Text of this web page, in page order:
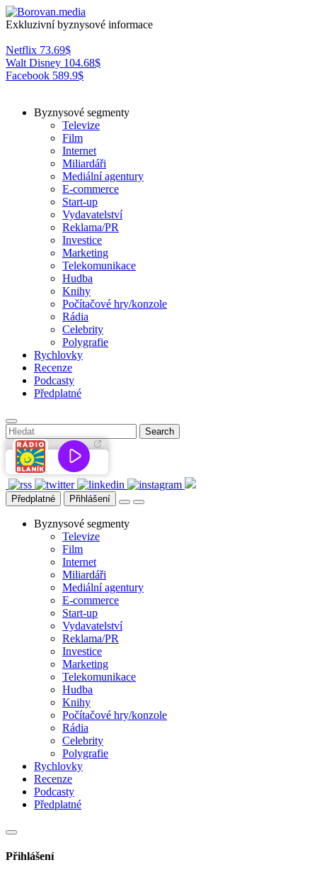
Exkluzivní byznysové informace
Netflix 73.69$
Walt Disney 104.68$
Facebook 589.9$
Byznysové segmenty
Televize
Film
Internet
Miliardáři
Mediální agentury
E-commerce
Start-up
Vydavatelství
Reklama/PR
Investice
Marketing
Telekomunikace
Hudba
Knihy
Počítačové hry/konzole
Rádia
Celebrity
Polygrafie
Rychlovky
Recenze
Podcasty
Předplatné
Předplatné Přihlášení
Byznysové segmenty
Televize
Film
Internet
Miliardáři
Mediální agentury
E-commerce
Start-up
Vydavatelství
Reklama/PR
Investice
Marketing
Telekomunikace
Hudba
Knihy
Počítačové hry/konzole
Rádia
Celebrity
Polygrafie
Rychlovky
Recenze
Podcasty
Předplatné
Přihlášení